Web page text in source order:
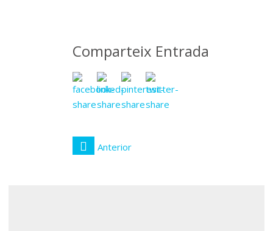
Comparteix Entrada
Anterior